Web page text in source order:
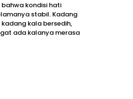
kondisi hati
stabil. Kadang
kala bersedih,
ada kalanya merasa